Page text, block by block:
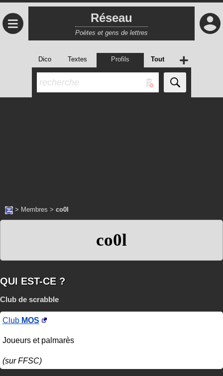
≡ Réseau
Poètes et gens de lettres
Dico Textes Profils Tout +
> Membres > co0l
co0l
QUI EST-CE ?
Club de scrabble
Club MOS
Joueurs et palmarès
(sur FFSC)